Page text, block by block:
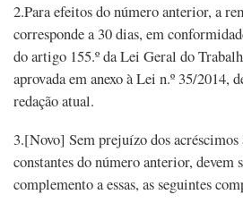
2.Para efeitos do número anterior, a
corresponde a 30 dias, em
do artigo 155.º da Lei Geral do
aprovada em anexo à Lei n.º 35/2014,
redação atual.
3.[Novo] Sem prejuízo dos
constantes do número anterior, devem
complemento a essas, as seguintes